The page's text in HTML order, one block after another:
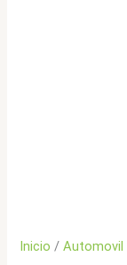
Inicio /Automovil